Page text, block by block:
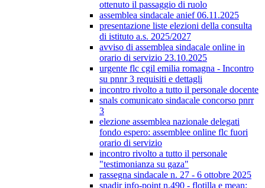
ottenuto il passaggio di ruolo
assemblea sindacale anief 06.11.2025
presentazione liste elezioni della consulta
di istituto a.s. 2025/2027
avviso di assemblea sindacale online in
orario di servizio 23.10.2025
urgente flc cgil emilia romagna - Incontro
su pnnr 3 requisiti e dettagli
incontro rivolto a tutto il personale docente
snals comunicato sindacale concorso pnrr
3
elezione assemblea nazionale delegati
fondo espero: assemblee online flc fuori
orario di servizio
incontro rivolto a tutto il personale
"testimonianza su gaza"
rassegna sindacale n. 27 - 6 ottobre 2025
snadir info-point n.490 - flotilla e mean: